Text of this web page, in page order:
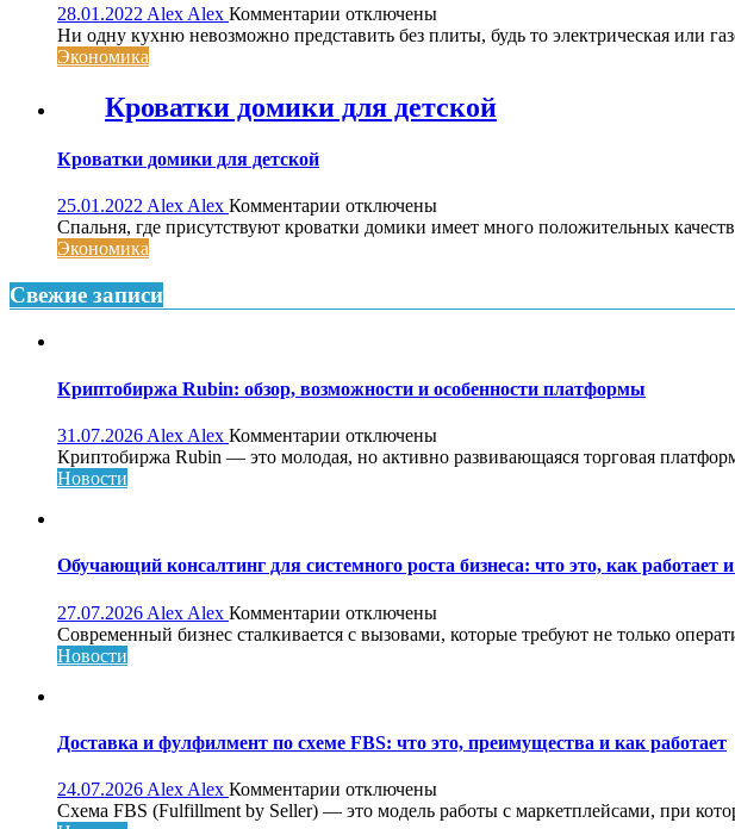
28.01.2022 Alex Alex Комментарии к
записи
индезит
отключены
Ни одну кухню невозможно представить без плиты, будь то электрическая или
Экономика
Кроватки домики для детской
Кроватки домики для детской
25.01.2022 Alex Alex Комментарии к
записи
детской
отключены
Спальня, где присутствуют кроватки домики имеет много положительных
Экономика
Свежие записи
Криптобиржа Rubin: обзор, возможности и особенности платформы
31.07.2026 Alex Alex Комментарии к
записи
и
платформы
отключены
Криптобиржа Rubin — это молодая, но активно развивающаяся торговая
Новости
Обучающий консалтинг для системного роста бизнеса: что это, как работает
27.07.2026 Alex Alex Комментарии к
записи
роста
что
это,
отключены
Современный бизнес сталкивается с вызовами, которые требуют не только
Новости
Доставка и фулфилмент по схеме FBS: что это, преимущества и как работает
24.07.2026 Alex Alex Комментарии к
записи
отключены
Схема FBS (Fulfillment by Seller) — это модель работы с маркетплейсами, при